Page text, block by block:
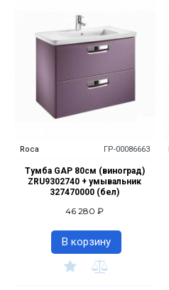
Roca ГР-00086663
Тумба GAP 80см (виноград)
ZRU9302740 + умывальник
327470000 (бел)
46 280 ₽
В корзину